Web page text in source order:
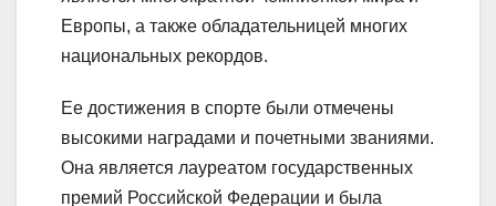
Европы, а также обладательницей многих
национальных рекордов.
Ее достижения в спорте были отмечены
высокими наградами и почетными званиями.
Она является лауреатом государственных
премий Российской Федерации и была